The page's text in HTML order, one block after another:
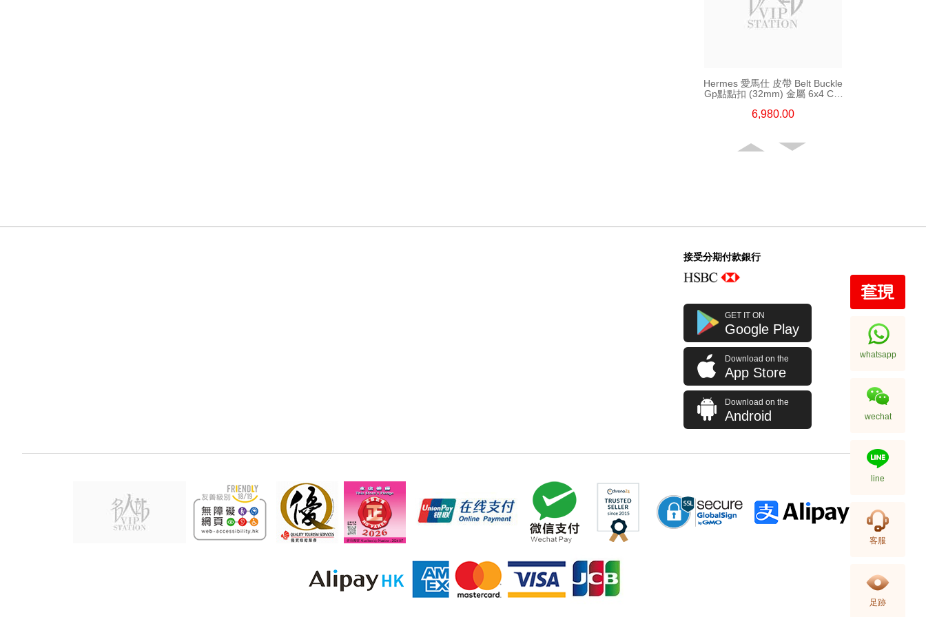
Hermes 愛馬仕 皮帶 Belt Buckle
Gp點點扣 (32mm) 金屬 6x4 Cm
6,980.00
Hermes 愛馬仕 皮帶 Belt Cdc
38mm 89 Blk 85 皮革 85cm
3,980.00
接受分期付款銀行
GET IT ON
Google Play
Download on the
App Store
Download on the
Android
whatsapp
wechat
line
客服
足跡